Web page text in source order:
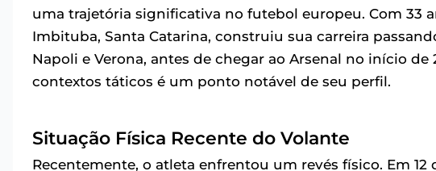
uma trajetória significativa no futebol europeu. Com 33
Imbituba, Santa Catarina, construiu sua carreira
Napoli e Verona, antes de chegar ao Arsenal no início
contextos táticos é um ponto notável de seu perfil.
Situação Física Recente do Volante
Recentemente, o atleta enfrentou um revés físico. Em